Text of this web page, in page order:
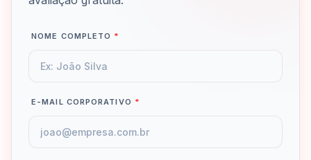
NOME COMPLETO *
E-MAIL CORPORATIVO *